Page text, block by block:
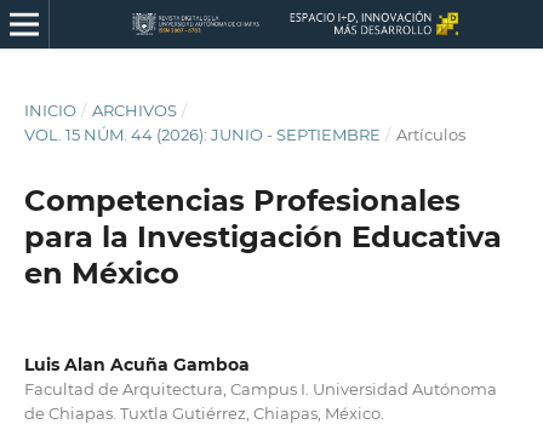
INICIO / ARCHIVOS /
VOL. 15 NÚM. 44 (2026): JUNIO - SEPTIEMBRE / Artículos
Competencias Profesionales
para la Investigación Educativa
en México
Luis Alan Acuña Gamboa
Facultad de Arquitectura, Campus I. Universidad Autónoma
de Chiapas. Tuxtla Gutiérrez, Chiapas, México.